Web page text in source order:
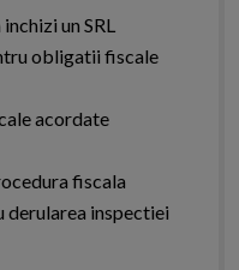
un SRL
obligatii fiscale
acordate
fiscala
inspectiei